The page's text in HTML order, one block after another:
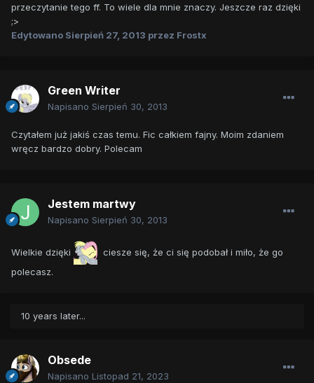
przeczytanie tego ff. To wiele dla mnie znaczy. Jeszcze raz dzięki
;>
Edytowano Sierpień 27, 2013 przez Frostx
Green Writer
Napisano Sierpień 30, 2013
Czytałem już jakiś czas temu. Fic całkiem fajny. Moim zdaniem
wręcz bardzo dobry. Polecam
Jestem martwy
Napisano Sierpień 30, 2013
Wielkie dzięki
ciesze się, że ci się podobał i miło, że go
polecasz.
10 years later...
Obsede
Napisano Listopad 21, 2023